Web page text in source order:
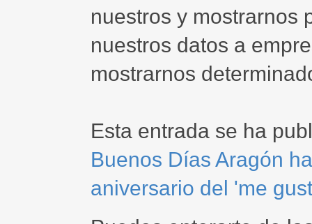
nuestros y mostrarnos
nuestros datos a
mostrarnos
Esta entrada se ha
Buenos Días Aragón
aniversario del 'me